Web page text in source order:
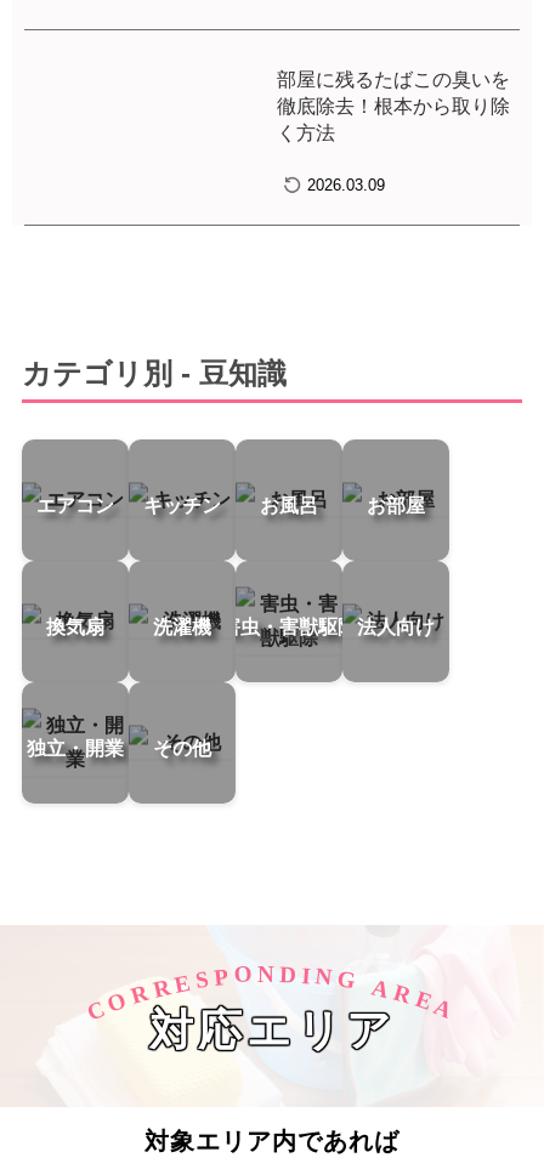
部屋に残るたばこの臭いを
徹底除去！根本から取り除
く方法
2026.03.09
カテゴリ別 - 豆知識
エアコン キッチン お風呂 お部屋
換気扇 洗濯機 害虫・害獣駆除法人向け
独立・開業 その他
CORRESPOND ING AREA
対応エリア
対象エリア内であれば